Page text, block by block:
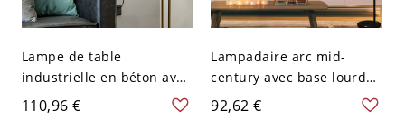
Lampe de table
industrielle en béton avec
abat-jour en verre teinté,
lampe d’ambiance de
110,96 €
Lampadaire arc mid-
century avec base lourde
en marbre et abat-jour
suspendu en tissu
92,62 €